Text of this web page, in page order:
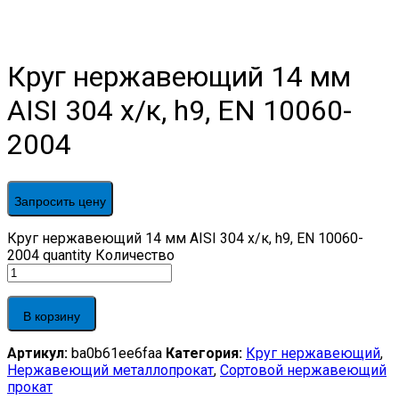
Круг нержавеющий 14 мм
AISI 304 х/к, h9, EN 10060-
2004
Запросить цену
Круг нержавеющий 14 мм AISI 304 х/к, h9, EN 10060-
2004 quantity Количество
В корзину
Артикул: ba0b61ee6faa Категория: Круг нержавеющий,
Нержавеющий металлопрокат, Сортовой нержавеющий
прокат